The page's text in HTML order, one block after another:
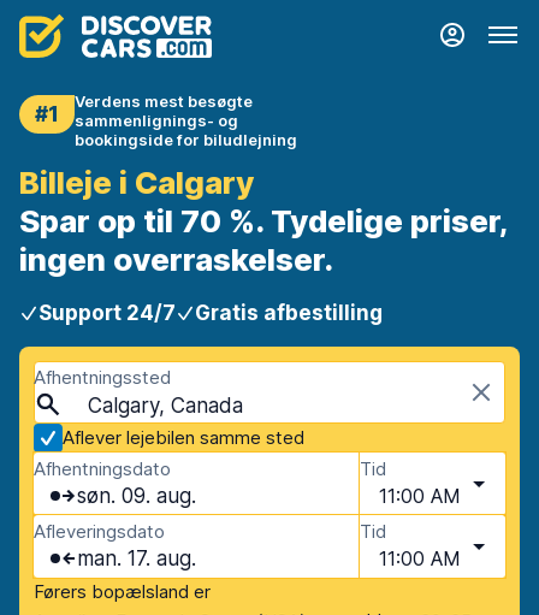
#1
Verdens mest besøgte
sammenlignings- og
bookingside for biludlejning
Billeje i Calgary
Spar op til 70 %. Tydelige priser,
ingen overraskelser.
Support 24/7 Gratis afbestilling
Afhentningssted
Calgary, Canada
Aflever lejebilen samme sted
Afhentningsdato
søn. 09. aug.
Tid
11:00 AM
Afleveringsdato
man. 17. aug.
Tid
11:00 AM
Førers bopælsland er